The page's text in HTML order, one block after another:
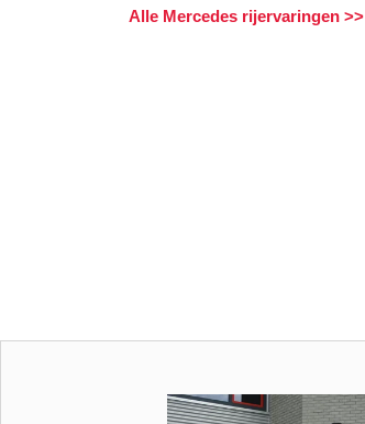
Alle Mercedes rijervaringen >>